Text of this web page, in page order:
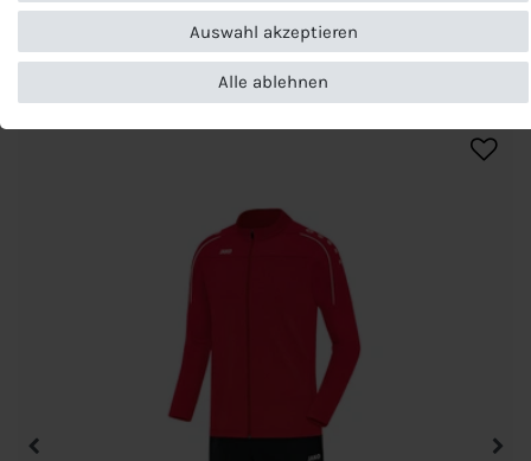
Impressumund weitere Hinweise zur Verwendung
personenbezogener Daten in unsererDaten­schutz­erklärung
Alle ablehnen
Auswahl akzeptieren